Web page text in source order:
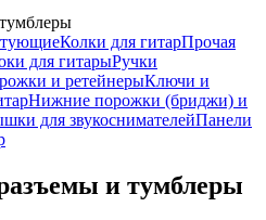
Колки для гитарПрочая
для гитарыРучки
и ретейнерыКлючи и
Нижние порожки (бриджи) и
для звукоснимателейПанели
и тумблеры